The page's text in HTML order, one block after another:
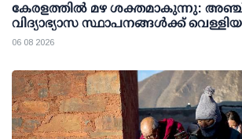
കേരളത്തില്‍ മഴ ശക്തമാകുന്നു: അഞ്ച്
വിദ്യാഭ്യാസ സ്ഥാപനങ്ങള്‍ക്ക്
06 08 2026